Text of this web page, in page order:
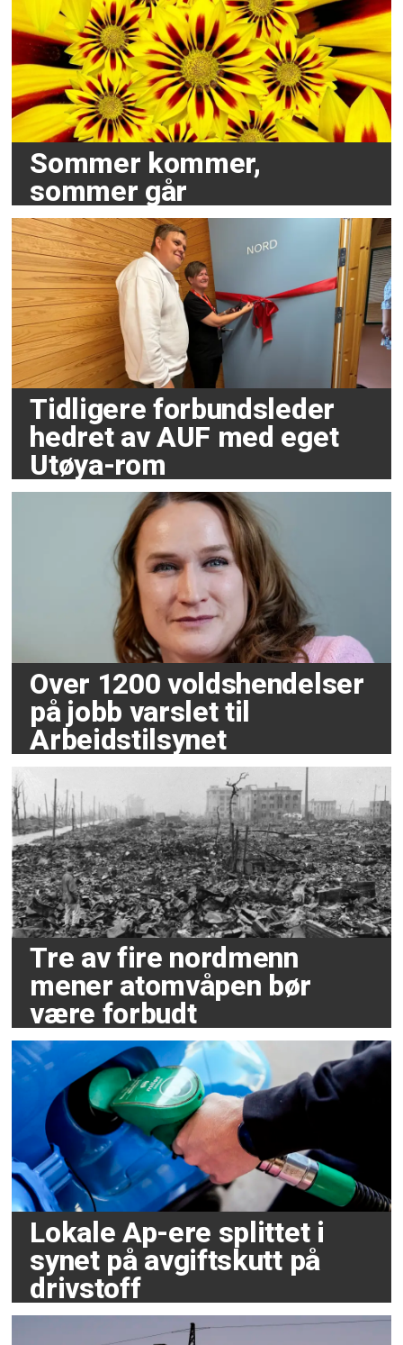
Sommer kommer,
sommer går
Tidligere forbundsleder
hedret av AUF med eget
Utøya-rom
Over 1200 voldshendelser
på jobb varslet til
Arbeidstilsynet
Tre av fire nordmenn
mener atomvåpen bør
være forbudt
Lokale Ap-ere splittet i
synet på avgiftskutt på
drivstoff